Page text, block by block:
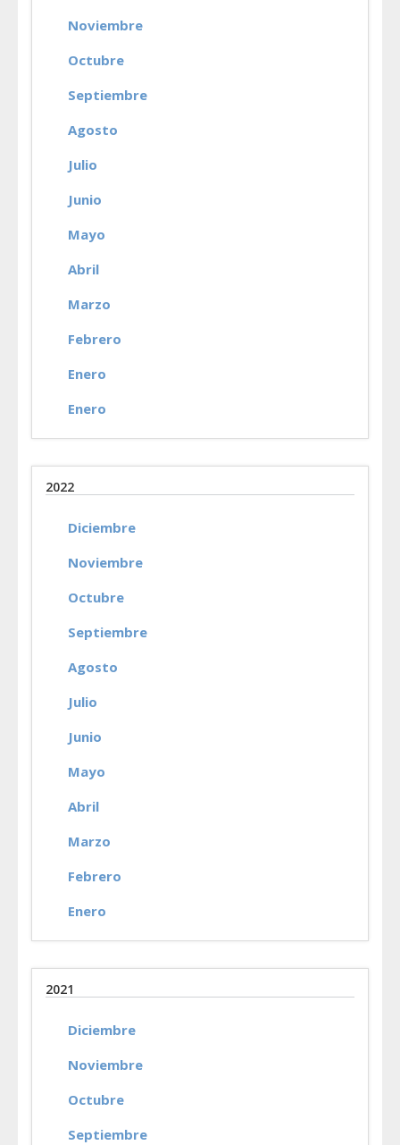
Noviembre
Octubre
Septiembre
Agosto
Julio
Junio
Mayo
Abril
Marzo
Febrero
Enero
Enero
2022
Diciembre
Noviembre
Octubre
Septiembre
Agosto
Julio
Junio
Mayo
Abril
Marzo
Febrero
Enero
2021
Diciembre
Noviembre
Octubre
Septiembre